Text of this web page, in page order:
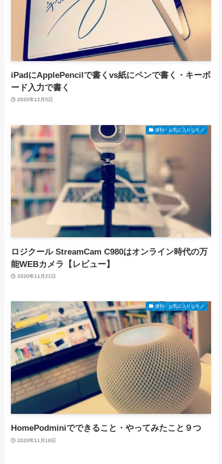
iPadにApplePencilで書くvs紙にペンで書く・キーボ
ード入力で書く
2020年12月5日
便利・お気に入りなモノ
ロジクール StreamCam C980はオンライン時代の万
能WEBカメラ【レビュー】
2020年11月22日
便利・お気に入りなモノ
HomePodminiでできること・やってみたこと９つ
2020年11月18日